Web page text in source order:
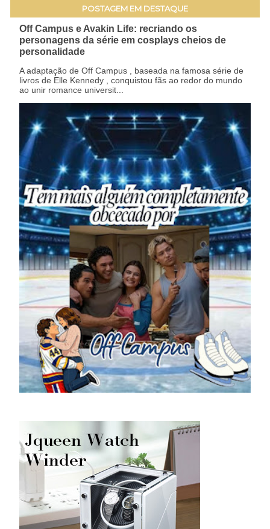
POSTAGEM EM DESTAQUE
Off Campus e Avakin Life: recriando os
personagens da série em cosplays cheios de
personalidade
A adaptação de Off Campus , baseada na famosa série de
livros de Elle Kennedy , conquistou fãs ao redor do mundo
ao unir romance universit...